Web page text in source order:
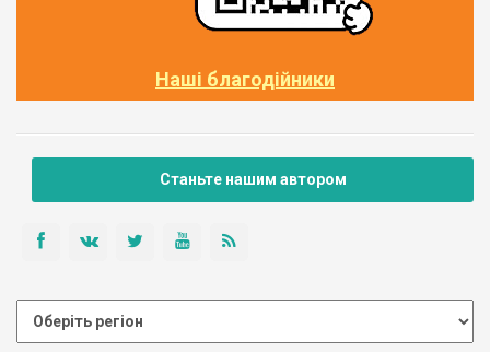
Наші благодійники
Станьте нашим автором